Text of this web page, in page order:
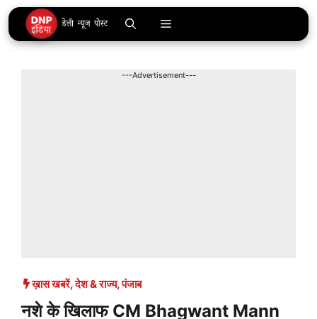
Skip
to
content
Menu
---Advertisement---
ख़ास खबरें,देश & राज्य,पंजाब
नशे के खिलाफ CM Bhagwant Mann